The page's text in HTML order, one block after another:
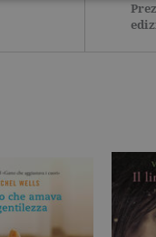
ai tecnici e dunque non
Questo cookie
per ogni
1 minuto
Questo nome
raccolta di dati